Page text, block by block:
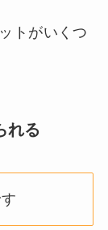
トがいくつ
れる